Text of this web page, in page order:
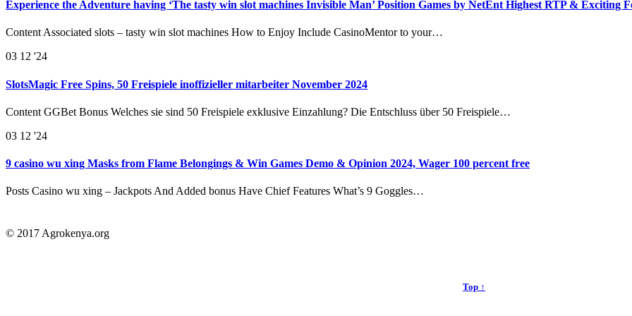
Experience the Adventure having ‘The tasty win slot machines Invisible Man’ Position Games by NetEnt Highest RTP & Exciting
Content Associated slots – tasty win slot machines How to Enjoy Include CasinoMentor to your…
03 12 '24
SlotsMagic Free Spins, 50 Freispiele inoffizieller mitarbeiter November 2024
Content GGBet Bonus Welches sie sind 50 Freispiele exklusive Einzahlung? Die Entschluss über 50 Freispiele…
03 12 '24
9 casino wu xing Masks from Flame Belongings & Win Games Demo & Opinion 2024, Wager 100 percent free
Posts Casino wu xing – Jackpots And Added bonus Have Chief Features What’s 9 Goggles…
© 2017 Agrokenya.org
Top ↑